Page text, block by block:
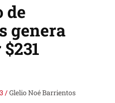
de
genera
/Glelio Noé Barrientos